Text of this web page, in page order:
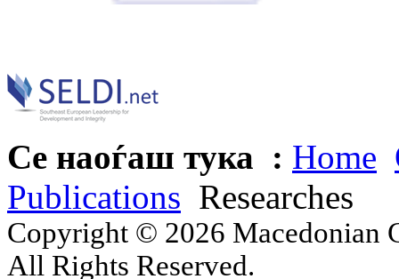
Се наоѓаш тука : Home
Publications Researches
Copyright © 2026 Macedonian
All Rights Reserved.